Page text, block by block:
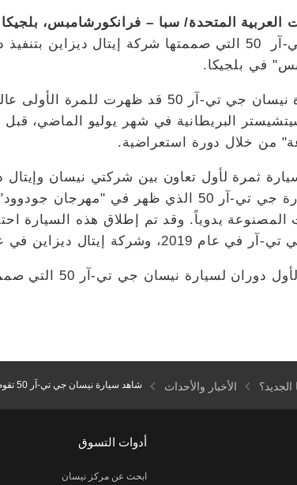
العربية المتحدة/ سبا – فرانكورشامبس، بلجيكا
نيسان جي تي-آر 50 التي صممتها شركة إيتال
في بلجيكا.
وكانت سيارة نيسان جي تي-آر 50 قد
البريطانية في شهر يوليو الماضي، قبل
ثمرة لأول تعاون بين شركتي نيسان
الأولي للسيارة جي تي-آر 50 الذي ظهر في
المصنوعة يدوياً. وقد تم إطلاق هذه السيارة
وشركة إيتال ديزاين في عام 2018.
شاهد فيديو لأول
الجديد؟ الأخبار والأحداث شاهد سيارة نيسان جي تي-آر 50 تقوم بأول دورة لها حول حلبة "سبا – فرانكورشامبس"
أدوات التسوق
ابحث عن مركز نيسان